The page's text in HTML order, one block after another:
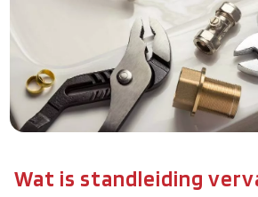
Wat is standleiding